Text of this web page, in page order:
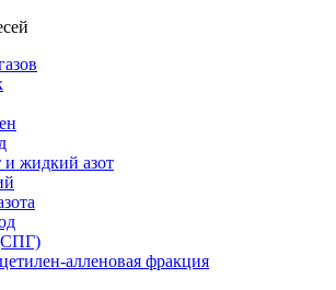
и жидкий азот
алленовая фракция